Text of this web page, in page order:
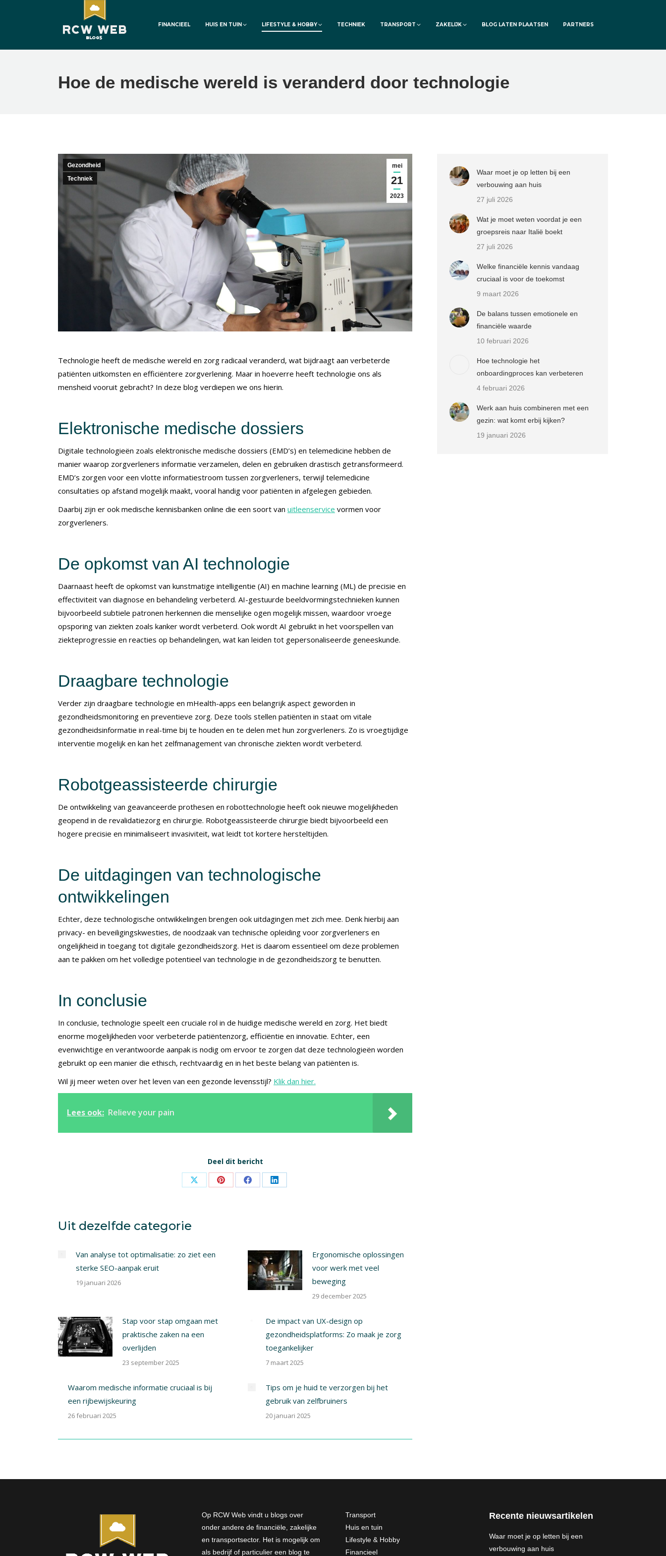
FINANCIEEL HUIS EN TUIN LIFESTYLE & HOBBY TECHNIEK TRANSPORT ZAKELIJK BLOG LATEN PLAATSEN PARTNERS
Hoe de medische wereld is veranderd door technologie
mei
21
2023
Gezondheid
Techniek
Technologie heeft de medische wereld en zorg radicaal veranderd, wat bijdraagt aan verbeterde
patiënten uitkomsten en efficiëntere zorgverlening. Maar in hoeverre heeft technologie ons als
mensheid vooruit gebracht? In deze blog verdiepen we ons hierin.
Elektronische medische dossiers
Digitale technologieën zoals elektronische medische dossiers (EMD’s) en telemedicine hebben de
manier waarop zorgverleners informatie verzamelen, delen en gebruiken drastisch getransformeerd.
EMD’s zorgen voor een vlotte informatiestroom tussen zorgverleners, terwijl telemedicine
consultaties op afstand mogelijk maakt, vooral handig voor patiënten in afgelegen gebieden.
Daarbij zijn er ook medische kennisbanken online die een soort van uitleenservice vormen voor
zorgverleners.
De opkomst van AI technologie
Daarnaast heeft de opkomst van kunstmatige intelligentie (AI) en machine learning (ML) de precisie en
effectiviteit van diagnose en behandeling verbeterd. AI-gestuurde beeldvormingstechnieken kunnen
bijvoorbeeld subtiele patronen herkennen die menselijke ogen mogelijk missen, waardoor vroege
opsporing van ziekten zoals kanker wordt verbeterd. Ook wordt AI gebruikt in het voorspellen van
ziekteprogressie en reacties op behandelingen, wat kan leiden tot gepersonaliseerde geneeskunde.
Draagbare technologie
Verder zijn draagbare technologie en mHealth-apps een belangrijk aspect geworden in
gezondheidsmonitoring en preventieve zorg. Deze tools stellen patiënten in staat om vitale
gezondheidsinformatie in real-time bij te houden en te delen met hun zorgverleners. Zo is vroegtijdige
interventie mogelijk en kan het zelfmanagement van chronische ziekten wordt verbeterd.
Robotgeassisteerde chirurgie
De ontwikkeling van geavanceerde prothesen en robottechnologie heeft ook nieuwe mogelijkheden
geopend in de revalidatiezorg en chirurgie. Robotgeassisteerde chirurgie biedt bijvoorbeeld een
hogere precisie en minimaliseert invasiviteit, wat leidt tot kortere hersteltijden.
De uitdagingen van technologische
ontwikkelingen
Echter, deze technologische ontwikkelingen brengen ook uitdagingen met zich mee. Denk hierbij aan
privacy- en beveiligingskwesties, de noodzaak van technische opleiding voor zorgverleners en
ongelijkheid in toegang tot digitale gezondheidszorg. Het is daarom essentieel om deze problemen
aan te pakken om het volledige potentieel van technologie in de gezondheidszorg te benutten.
In conclusie
In conclusie, technologie speelt een cruciale rol in de huidige medische wereld en zorg. Het biedt
enorme mogelijkheden voor verbeterde patiëntenzorg, efficiëntie en innovatie. Echter, een
evenwichtige en verantwoorde aanpak is nodig om ervoor te zorgen dat deze technologieën worden
gebruikt op een manier die ethisch, rechtvaardig en in het beste belang van patiënten is.
Wil jij meer weten over het leven van een gezonde levensstijl? Klik dan hier.
Lees ook: Relieve your pain
Deel dit bericht
Share Share Share Share
Uit dezelfde categorie
Van analyse tot optimalisatie: zo ziet een
sterke SEO-aanpak eruit
19 januari 2026
Ergonomische oplossingen
voor werk met veel
beweging
29 december 2025
Stap voor stap omgaan met
praktische zaken na een
overlijden
23 september 2025
De impact van UX-design op
gezondheidsplatforms: Zo maak je zorg
toegankelijker
7 maart 2025
Waarom medische informatie cruciaal is bij
een rijbewijskeuring
26 februari 2025
Tips om je huid te verzorgen bij het
gebruik van zelfbruiners
20 januari 2025
Waar moet je op letten bij een
verbouwing aan huis
27 juli 2026
Wat je moet weten voordat je een
groepsreis naar Italië boekt
27 juli 2026
Welke financiële kennis vandaag
cruciaal is voor de toekomst
9 maart 2026
De balans tussen emotionele en
financiële waarde
10 februari 2026
Hoe technologie het
onboardingproces kan verbeteren
4 februari 2026
Werk aan huis combineren met een
gezin: wat komt erbij kijken?
19 januari 2026
Op RCW Web vindt u blogs over
onder andere de financiële, zakelijke
en transportsector. Het is mogelijk om
als bedrijf of particulier een blog te
Transport
Huis en tuin
Lifestyle & Hobby
Financieel
Recente nieuwsartikelen
Waar moet je op letten bij een
verbouwing aan huis